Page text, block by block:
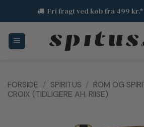
indhold
Fri fragt ved køb fra 499 kr.*
FORSIDE / SPIRITUS / ROM OG
CROIX (TIDLIGERE AH. RIISE)